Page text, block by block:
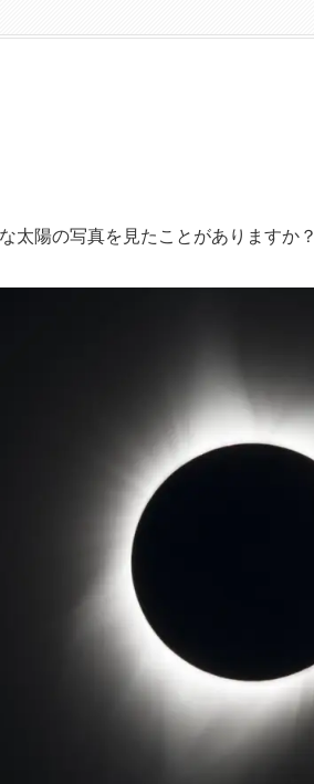
太陽の写真を見たことがありますか？